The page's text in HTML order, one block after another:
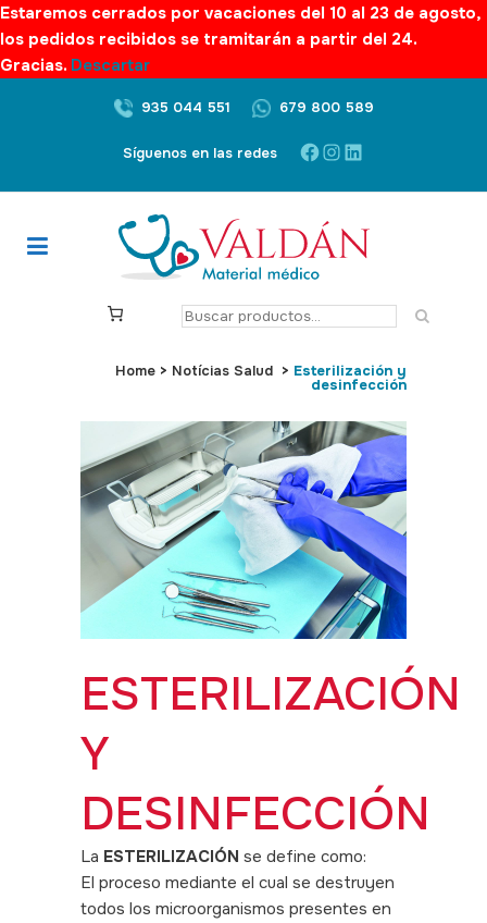
Estaremos cerrados por vacaciones del 10 al 23 de agosto,
los pedidos recibidos se tramitarán a partir del 24.
Gracias. Descartar
935 044 551 679 800 589
Síguenos en las redes Facebook
Instagram
LinkedIn
S
a
c
h
Home > Notícias Salud > Esterilización y
desinfección
ESTERILIZACIÓN
Y
DESINFECCIÓN
La ESTERILIZACIÓN se define como:
El proceso mediante el cual se destruyen
todos los microorganismos presentes en